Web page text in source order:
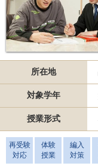
所在地
対象学年
授業形式
再受験
対応
体験
授業
編入
対策